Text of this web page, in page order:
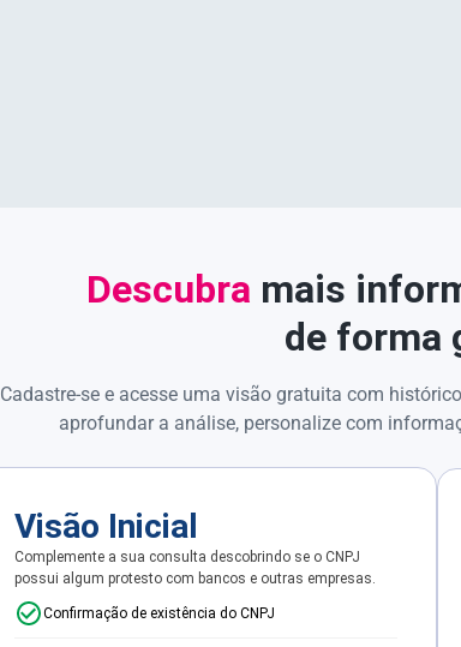
Descubra mais
de forma
Cadastre-se e acesse uma visão gratuita com
aprofundar a análise, personalize com
Visão Inicial
Complemente a sua consulta descobrindo se o CNPJ
possui algum protesto com bancos e outras empresas.
Confirmação de existência do CNPJ